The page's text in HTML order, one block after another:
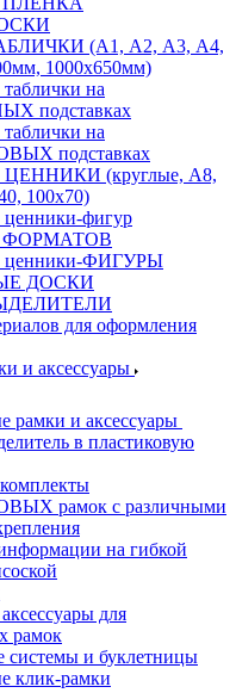
(А1, А2, А3, А4,
1000х650мм)
на
подставках
на
подставках
(круглые, А8,
100х70)
фигур
ФИГУРЫ
ДОСКИ
для оформления
и аксессуары
рамки и аксессуары
в пластиковую
рамок с различными
на гибкой
для
рамок
системы и буклетницы
клик-рамки